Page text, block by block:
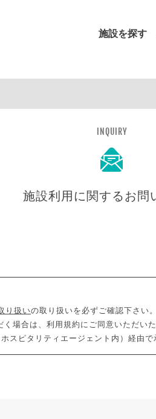
施設を探す
INQUIRY
施設利用に関するお問
り扱いの取り扱いを必ずご確認下さい。
場合は、利用規約にご同意いただいた
ピタリティエージェント内）経由で